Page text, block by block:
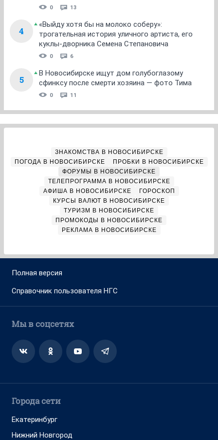
0 13
4
«Выйду хотя бы на молоко соберу»:
трогательная история уличного артиста, его
куклы-дворника Семена Степановича
0 6
5
В Новосибирске ищут дом голубоглазому
сфинксу после смерти хозяина — фото Тима
0 11
ЗНАКОМСТВА В НОВОСИБИРСКЕ
ПОГОДА В НОВОСИБИРСКЕ
ПРОБКИ В НОВОСИБИРСКЕ
ФОРУМЫ В НОВОСИБИРСКЕ
ТЕЛЕПРОГРАММА В НОВОСИБИРСКЕ
АФИША В НОВОСИБИРСКЕ
ГОРОСКОП
КУРСЫ ВАЛЮТ В НОВОСИБИРСКЕ
ТУРИЗМ В НОВОСИБИРСКЕ
ПРОМОКОДЫ В НОВОСИБИРСКЕ
РЕКЛАМА В НОВОСИБИРСКЕ
Полная версия
Справочник пользователя НГС
Мы в соцсетях
Города сети
Екатеринбург
Нижний Новгород